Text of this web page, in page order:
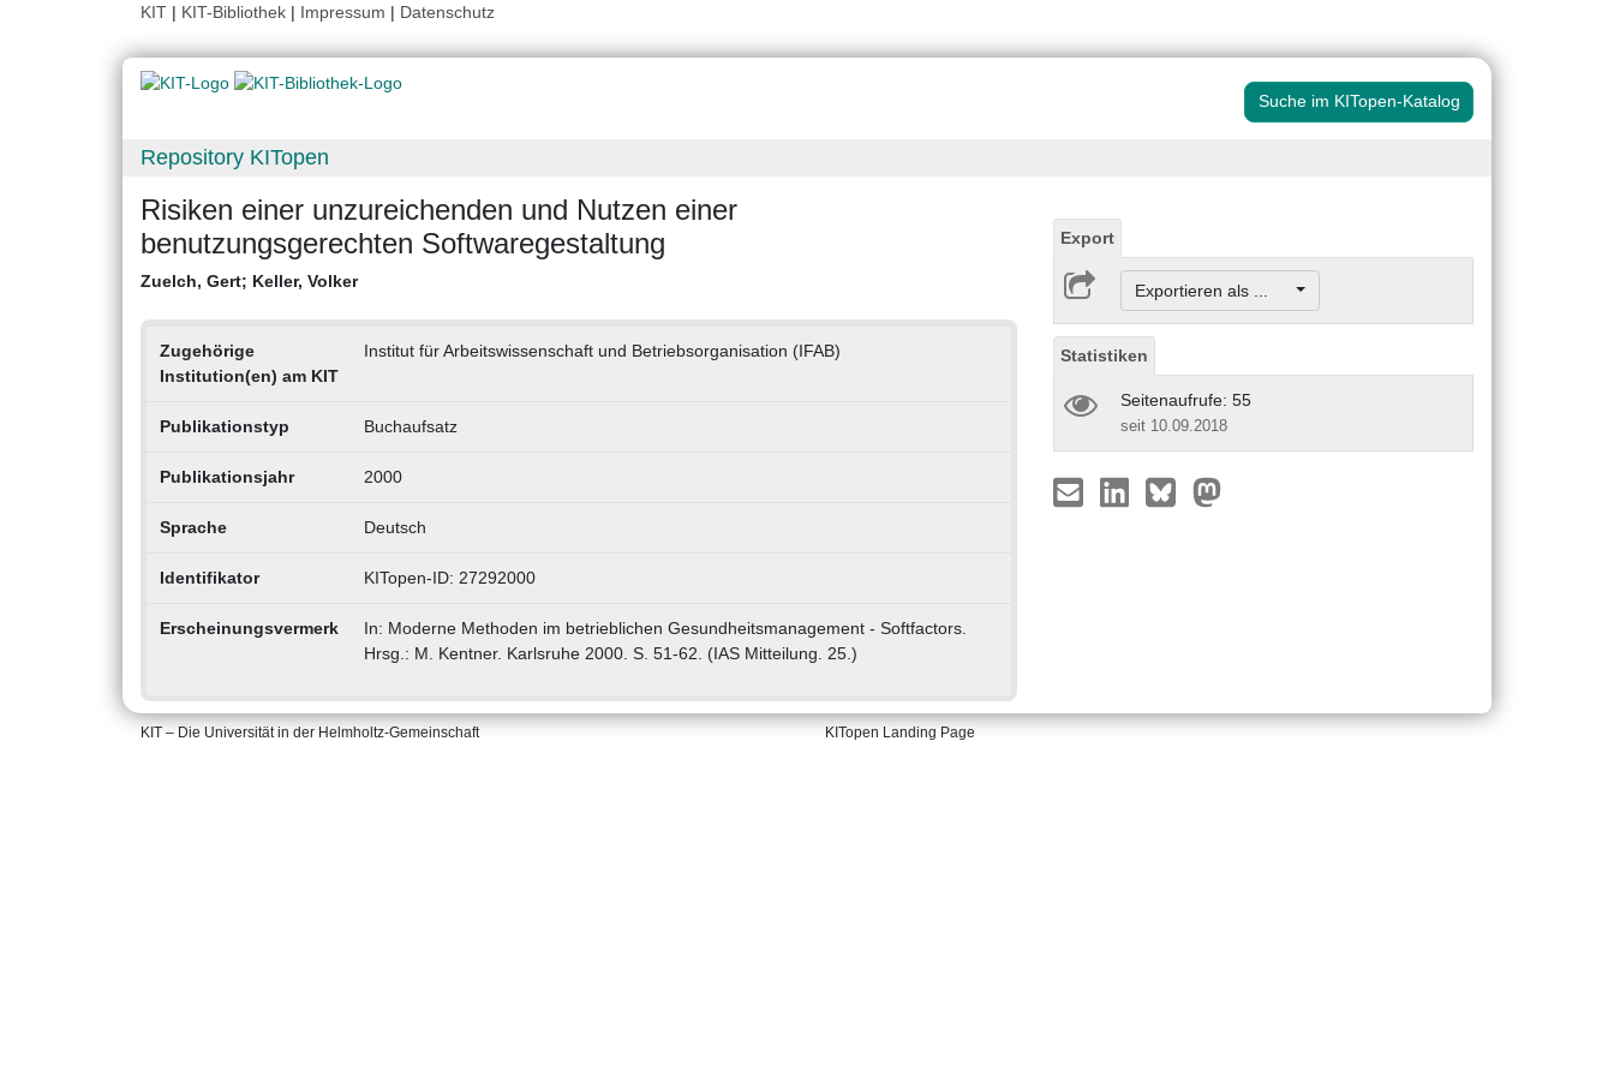
KIT | KIT-Bibliothek | Impressum | Datenschutz
Suche im KITopen-Katalog
Repository KITopen
Risiken einer unzureichenden und Nutzen einer
benutzungsgerechten Softwaregestaltung
Zuelch, Gert; Keller, Volker
Zugehörige
Institution(en) am KIT
Institut für Arbeitswissenschaft und Betriebsorganisation (IFAB)
Publikationstyp Buchaufsatz
Publikationsjahr 2000
Sprache Deutsch
Identifikator KITopen-ID: 27292000
Erscheinungsvermerk
In: Moderne Methoden im betrieblichen Gesundheitsmanagement - Softfactors.
Hrsg.: M. Kentner. Karlsruhe 2000. S. 51-62. (IAS Mitteilung. 25.)
Export
Exportieren als ...
Statistiken
Seitenaufrufe: 55
seit 10.09.2018
KIT – Die Universität in der Helmholtz-Gemeinschaft KITopen Landing Page